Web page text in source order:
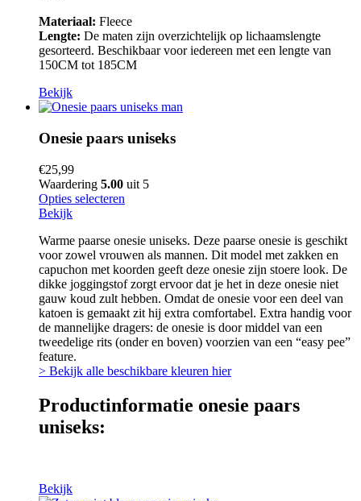
Materiaal: Fleece
Lengte: De maten zijn overzichtelijk op lichaamslengte
gesorteerd. Beschikbaar voor iedereen met een lengte van
150CM tot 185CM
Bekijk
Onesie paars uniseks
€25,99
Waardering 5.00 uit 5
Opties selecteren
Bekijk
Warme paarse onesie uniseks. Deze paarse onesie is geschikt
voor zowel vrouwen als mannen. Dit model met zakken en
capuchon met koorden geeft deze onesie zijn stoere look. De
dikke joggingstof zorgt ervoor dat je het in deze onesie niet
gauw koud zult hebben. Omdat de onesie voor een deel van
katoen is gemaakt zit hij extra comfortabel. Extra handig voor
de mannelijke dragers: de onesie is door middel van een
tweedelige rits (onder en boven) voorzien van een “easy pee”
feature.
> Bekijk alle beschikbare kleuren hier
Productinformatie onesie paars
uniseks:
Bekijk